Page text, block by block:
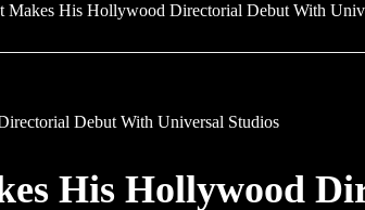
Makes His Hollywood Directorial Debut With
His Hollywood